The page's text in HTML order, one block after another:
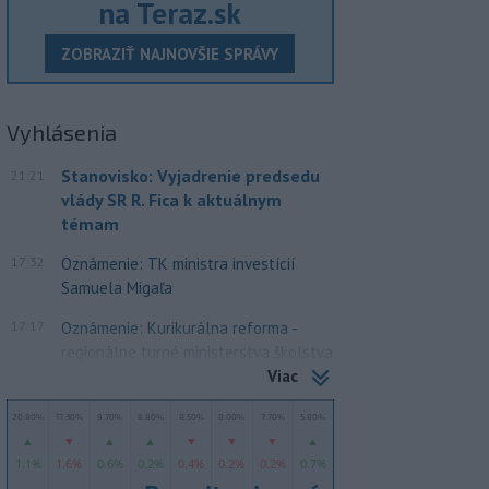
na Teraz.sk
ZOBRAZIŤ NAJNOVŠIE SPRÁVY
Vyhlásenia
21:21
Stanovisko: Vyjadrenie predsedu
vlády SR R. Fica k aktuálnym
témam
17:32
Oznámenie: TK ministra investícií
Samuela Migaľa
Oznámenie: Kurikurálna reforma -
regionálne turné ministerstva školstva
Viac